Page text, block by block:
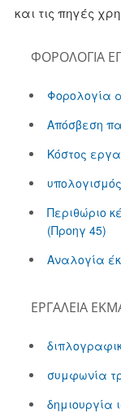
και τις πηγές
ΦΟΡΟΛΟΓΊΑ
Φορολογία
Aπόσβεση
Κόστος
Περιθώριο
(Προηγ 45)
Αναλογία
EΡΓΑΛΕΊΑ
συμφωνία
δημιουργία